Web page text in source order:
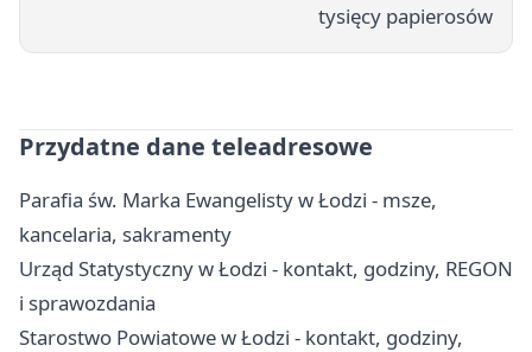
tysięcy papierosów
Przydatne dane teleadresowe
Parafia św. Marka Ewangelisty w Łodzi - msze,
kancelaria, sakramenty
Urząd Statystyczny w Łodzi - kontakt, godziny, REGON
i sprawozdania
Starostwo Powiatowe w Łodzi - kontakt, godziny,